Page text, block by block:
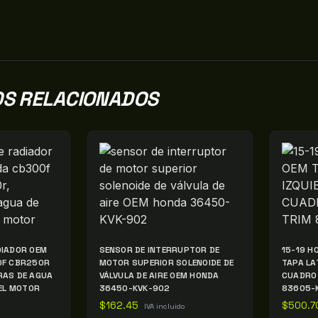
RELACIONADOS
OEM
CBR250R
DE AGUA
MOTOR
SENSOR DE INTERRUPTOR DE
MOTOR SUPERIOR SOLENOIDE DE
VÁLVULA DE AIRE OEM HONDA
36450-KVK-902
$162.45 IVA incluido
15-19
TAPA
83605-
$